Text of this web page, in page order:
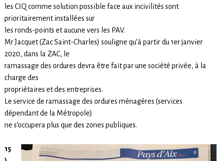
les CIQ comme solution possible face aux incivilités sont
prioritairement installées sur
les ronds-points et aucune vers les PAV.
Mr Jacquet (Zac Saint-Charles) souligne qu’à partir du 1er janvier
2020, dans la ZAC, le
ramassage des ordures devra être fait par une société privée, à la
charge des
propriétaires et des entreprises.
Le service de ramassage des ordures ménagères (services
dépendant de la Métropole)
ne s’occupera plus que des zones publiques.
15